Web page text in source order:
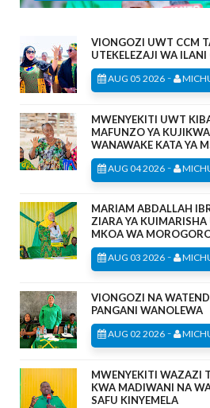
VIONGOZI UWT CCM
UTEKELEZAJI WA
AUG 05 2026 -
MWENYEKITI UWT
MAFUNZO YA
WANAWAKE KATA YA
AUG 04 2026 -
MARIAM ABDALLAH
ZIARA YA
MKOA WA
AUG 03 2026 -
VIONGOZI NA
PANGANI WANOLEWA
AUG 02 2026 -
MWENYEKITI WAZAZI
KWA MADIWANI NA
SAFU KINYEMELA